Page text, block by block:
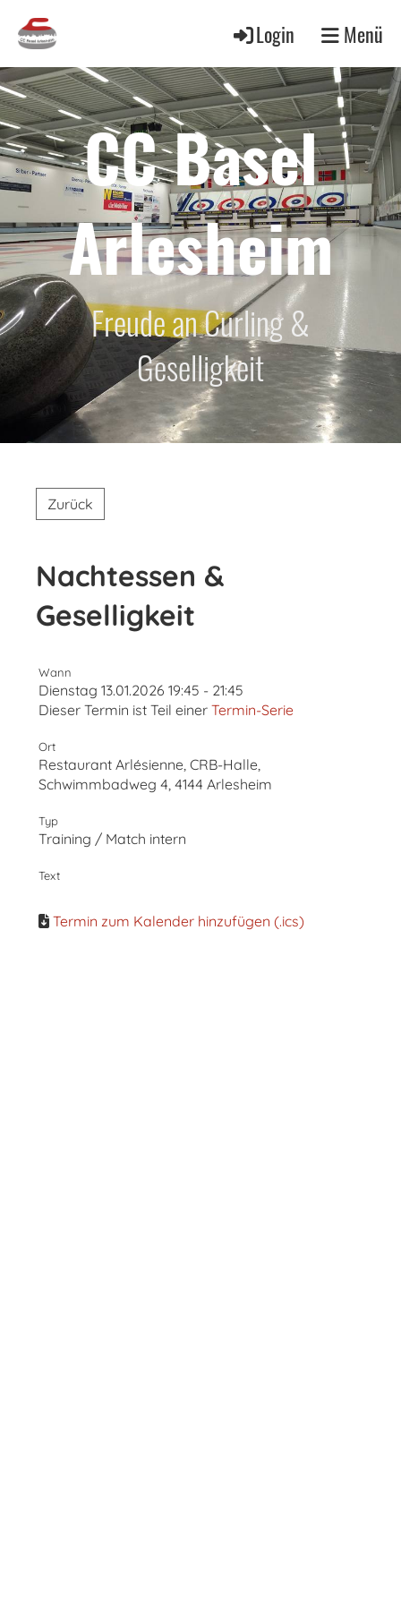
Login Menü
CC Basel
Arlesheim
Freude an Curling &
Geselligkeit
Zurück
Nachtessen &
Geselligkeit
Wann
Dienstag 13.01.2026 19:45 - 21:45
Dieser Termin ist Teil einer Termin-Serie
Ort
Restaurant Arlésienne, CRB-Halle,
Schwimmbadweg 4, 4144 Arlesheim
Typ
Training / Match intern
Text
Termin zum Kalender hinzufügen (.ics)